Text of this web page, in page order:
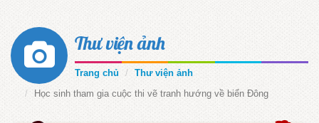
Thư viện ảnh
Trang chủ
Thư viện ảnh
Học sinh tham gia cuộc thi vẽ tranh hướng về biển Đông